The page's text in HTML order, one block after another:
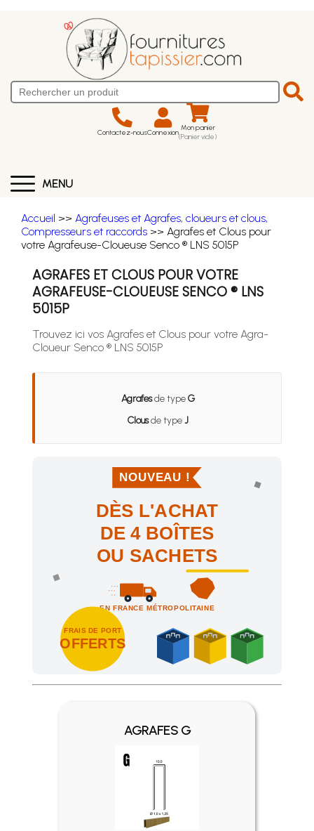
Contactez-nousConnexion Mon panier
(Panier vide)
MENU
Accueil >> Agrafeuses et Agrafes, cloueurs et clous,
Compresseurs et raccords >> Agrafes et Clous pour
votre Agrafeuse-Cloueuse Senco ® LNS 5015P
AGRAFES ET CLOUS POUR VOTRE
AGRAFEUSE-CLOUEUSE SENCO ® LNS
5015P
Trouvez ici vos Agrafes et Clous pour votre Agra-
Cloueur Senco ® LNS 5015P
Agrafesde typeG
Clousde typeJ
NOUVEAU !
DÈS L'ACHAT
DE 4 BOÎTES
OU SACHETS
EN FRANCE MÉTROPOLITAINE
FRAIS DE PORT
OFFERTS
Achetez 4 sachets ou boîtes d'agrafes ou de pointes et
AGRAFES G